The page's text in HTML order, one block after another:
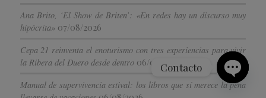
Ana Brito, ‘El Show de Briten’: «En redes hay un discurso muy
hipócrita» 07/08/2026
Cepa 21 reinventa el enoturismo con tres experiencias para vivir
la Ribera del Duero desde dentro 06/08/2026
Manual de supervivencia estival: los libros que sí merece la pena
Contacto
Open